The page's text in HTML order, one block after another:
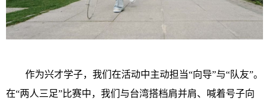
作为兴才学子，我们在活动中主动担当“向导”与“队友”。
在“两人三足”比赛中，我们与台湾搭档肩并肩、喊着号子向